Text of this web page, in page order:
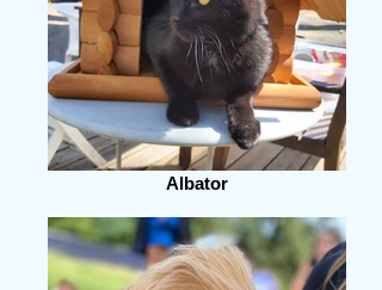
Albator